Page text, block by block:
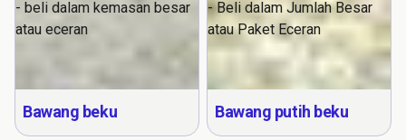
Bawang beku Bawang putih beku